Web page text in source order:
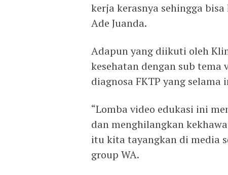
kerja kerasnya sehingga
Ade Juanda.
Adapun yang diikuti oleh
kesehatan dengan sub
diagnosa FKTP yang
“Lomba video edukasi ini
dan menghilangkan
itu kita tayangkan di media
group WA.